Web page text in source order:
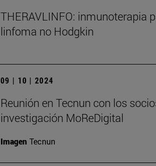
THERAVLINFO: inmunoterapia
linfoma no Hodgkin
09 | 10 | 2024
Reunión en Tecnun con los
investigación MoReDigital
Imagen Tecnun